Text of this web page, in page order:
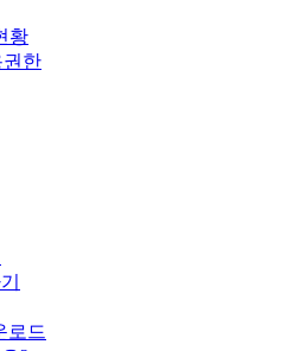
황
권한
로드